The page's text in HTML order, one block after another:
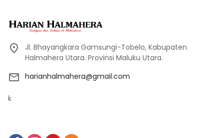
Jl. Bhayangkara Gamsungi-Tobelo, Kabupaten
Halmahera Utara. Provinsi Maluku Utara.
harianhalmahera@gmail.com
k